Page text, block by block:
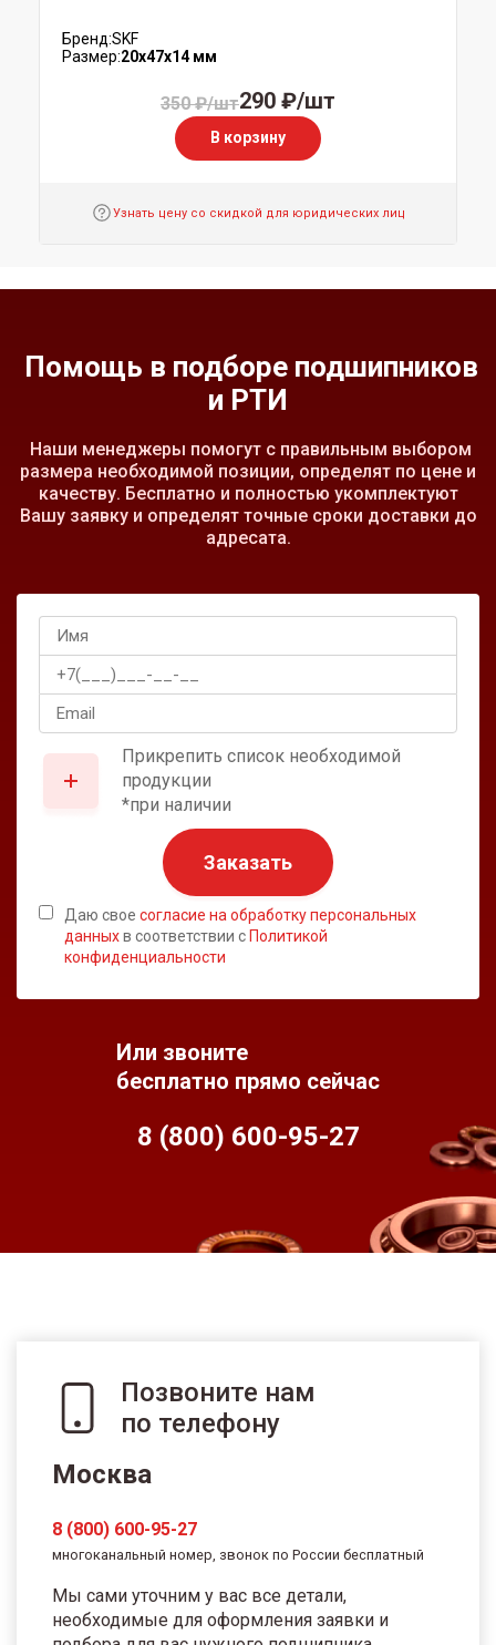
Бренд:SKF
Размер:20x47x14 мм
350 ₽/шт290 ₽/шт
В корзину
Узнать цену со скидкой для юридических лиц
Помощь в подборе подшипников
и РТИ
Наши менеджеры помогут с правильным выбором
размера необходимой позиции, определят по цене и
качеству. Бесплатно и полностью укомплектуют
Вашу заявку и определят точные сроки доставки до
адресата.
Прикрепить список необходимой
продукции
*при наличии
Заказать
Даю свое согласие на обработку персональных
данныхв соответствии с Политикой
конфиденциальности
Или звоните
бесплатно прямо сейчас
8 (800) 600-95-27
Позвоните нам
по телефону
Москва
8 (800) 600-95-27
многоканальный номер, звонок по России бесплатный
Мы сами уточним у вас все детали,
необходимые для оформления заявки и